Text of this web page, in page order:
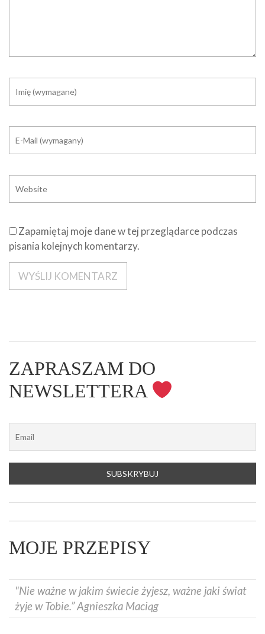
Zapamiętaj moje dane w tej przeglądarce podczas
pisania kolejnych komentarzy.
ZAPRASZAM DO
NEWSLETTERA
MOJE PRZEPISY
"Nie ważne w jakim świecie żyjesz, ważne jaki świat
żyje w Tobie.” Agnieszka Maciąg